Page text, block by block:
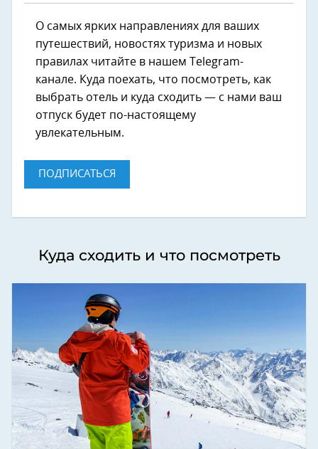
О самых ярких направлениях для ваших
путешествий, новостях туризма и новых
правилах читайте в нашем Telegram-
канале. Куда поехать, что посмотреть, как
выбрать отель и куда сходить — с нами ваш
отпуск будет по-настоящему
увлекательным.
ПОДПИСАТЬСЯ
Куда сходить и что посмотреть